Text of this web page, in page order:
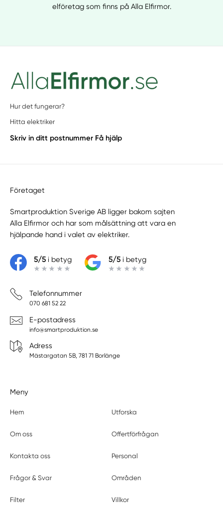
elföretag som finns på Alla Elfirmor.
Hur det fungerar?
Hitta elektriker
Skriv in ditt postnummer Få hjälp
Företaget
Smartproduktion Sverige AB ligger bakom sajten
Alla Elfirmor och har som målsättning att vara en
hjälpande hand i valet av elektriker.
5/5i betyg 5/5i betyg
Telefonnummer
070 681 52 22
E-postadress
info@smartproduktion.se
Adress
Mästargatan 5B, 781 71 Borlänge
Meny
Hem Utforska
Om oss Offertförfrågan
Kontakta oss Personal
Frågor & Svar Områden
Filter Villkor